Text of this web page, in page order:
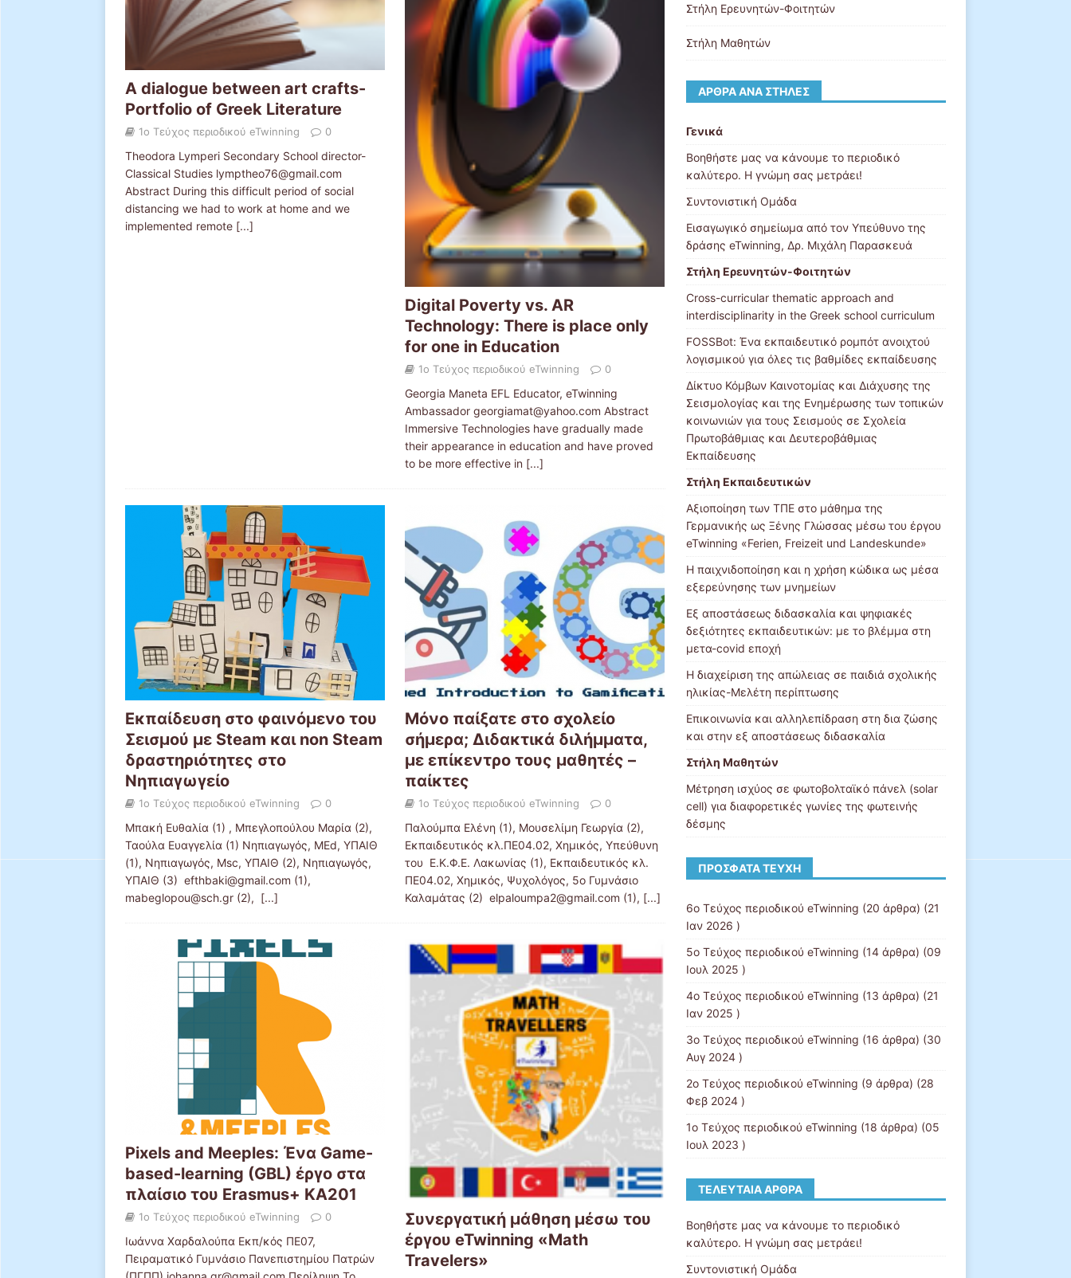
A dialogue between art crafts-
Portfolio of Greek Literature
1ο Τεύχος περιοδικού eTwinning 0
Theodora Lymperi Secondary School director-
Classical Studies lymptheo76@gmail.com
Abstract During this difficult period of social
distancing we had to work at home and we
implemented remote [...]
Digital Poverty vs. AR
Technology: There is place only
for one in Education
1ο Τεύχος περιοδικού eTwinning 0
Georgia Maneta EFL Educator, eTwinning
Ambassador georgiamat@yahoo.com Abstract
Immersive Technologies have gradually made
their appearance in education and have proved
to be more effective in [...]
Εκπαίδευση στο φαινόμενο του
Σεισμού με Steam και non Steam
δραστηριότητες στο
Νηπιαγωγείο
1ο Τεύχος περιοδικού eTwinning 0
Μπακή Ευθαλία (1) , Μπεγλοπούλου Μαρία (2),
Ταούλα Ευαγγελία (1) Νηπιαγωγός, ΜEd, ΥΠΑΙΘ
(1), Νηπιαγωγός, Msc, ΥΠΑΙΘ (2), Νηπιαγωγός,
ΥΠΑΙΘ (3) efthbaki@gmail.com (1),
mabeglopou@sch.gr (2), [...]
Μόνο παίξατε στο σχολείο
σήμερα; Διδακτικά διλήμματα,
με επίκεντρο τους μαθητές –
παίκτες
1ο Τεύχος περιοδικού eTwinning 0
Παλούμπα Ελένη (1), Μουσελίμη Γεωργία (2),
Εκπαιδευτικός κλ.ΠΕ04.02, Χημικός, Υπεύθυνη
του Ε.Κ.Φ.Ε. Λακωνίας (1), Εκπαιδευτικός κλ.
ΠΕ04.02, Χημικός, Ψυχολόγος, 5ο Γυμνάσιο
Καλαμάτας (2) elpaloumpa2@gmail.com (1), [...]
Pixels and Meeples: Ένα Game-
based-learning (GBL) έργο στα
πλαίσιο του Erasmus+ KA201
1ο Τεύχος περιοδικού eTwinning 0
Ιωάννα Χαρδαλούπα Εκπ/κός ΠΕ07,
Πειραματικό Γυμνάσιο Πανεπιστημίου Πατρών
Συνεργατική μάθηση μέσω του
έργου eTwinning «Math
Travelers»
Στήλη Ερευνητών-Φοιτητών
Στήλη Μαθητών
ΆΡΘΡΑ ΑΝΆ ΣΤΉΛΕΣ
Γενικά
Βοηθήστε μας να κάνουμε το περιοδικό
καλύτερο. Η γνώμη σας μετράει!
Συντονιστική Ομάδα
Εισαγωγικό σημείωμα από τον Υπεύθυνο της
δράσης eTwinning, Δρ. Μιχάλη Παρασκευά
Στήλη Ερευνητών-Φοιτητών
Cross-curricular thematic approach and
interdisciplinarity in the Greek school curriculum
FOSSBot: Ένα εκπαιδευτικό ρομπότ ανοιχτού
λογισμικού για όλες τις βαθμίδες εκπαίδευσης
Δίκτυο Κόμβων Καινοτομίας και Διάχυσης της
Σεισμολογίας και της Ενημέρωσης των τοπικών
κοινωνιών για τους Σεισμούς σε Σχολεία
Πρωτοβάθμιας και Δευτεροβάθμιας
Εκπαίδευσης
Στήλη Εκπαιδευτικών
Αξιοποίηση των ΤΠΕ στο μάθημα της
Γερμανικής ως Ξένης Γλώσσας μέσω του έργου
eTwinning «Ferien, Freizeit und Landeskunde»
Η παιχνιδοποίηση και η χρήση κώδικα ως μέσα
εξερεύνησης των μνημείων
Εξ αποστάσεως διδασκαλία και ψηφιακές
δεξιότητες εκπαιδευτικών: με το βλέμμα στη
μετα-covid εποχή
Η διαχείριση της απώλειας σε παιδιά σχολικής
ηλικίας-Μελέτη περίπτωσης
Επικοινωνία και αλληλεπίδραση στη δια ζώσης
και στην εξ αποστάσεως διδασκαλία
Στήλη Μαθητών
Μέτρηση ισχύος σε φωτοβολταϊκό πάνελ (solar
cell) για διαφορετικές γωνίες της φωτεινής
δέσμης
ΠΡΌΣΦΑΤΑ ΤΕΎΧΗ
6ο Τεύχος περιοδικού eTwinning (20 άρθρα) (21
Ιαν 2026 )
5ο Τεύχος περιοδικού eTwinning (14 άρθρα) (09
Ιουλ 2025 )
4ο Τεύχος περιοδικού eTwinning (13 άρθρα) (21
Ιαν 2025 )
3ο Τεύχος περιοδικού eTwinning (16 άρθρα) (30
Αυγ 2024 )
2ο Τεύχος περιοδικού eTwinning (9 άρθρα) (28
Φεβ 2024 )
1ο Τεύχος περιοδικού eTwinning (18 άρθρα) (05
Ιουλ 2023 )
ΤΕΛΕΥΤΑΊΑ ΆΡΘΡΑ
Βοηθήστε μας να κάνουμε το περιοδικό
καλύτερο. Η γνώμη σας μετράει!
Συντονιστική Ομάδα